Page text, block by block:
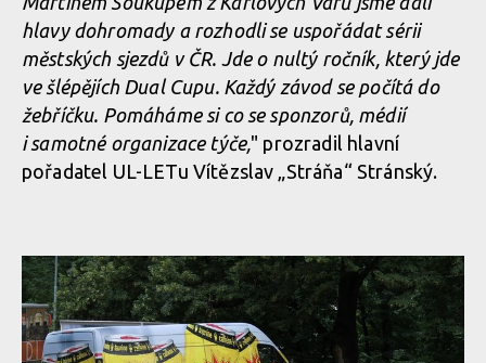
hlavy dohromady a rozhodli se uspořádat sérii
městských sjezdů v ČR. Jde o nultý ročník, který jde
ve šlépějích Dual Cupu. Každý závod se počítá do
žebříčku. Pomáháme si co se sponzorů, médií
i samotné organizace týče," prozradil hlavní
pořadatel UL-LETu Vítězslav „Stráňa“ Stránský.